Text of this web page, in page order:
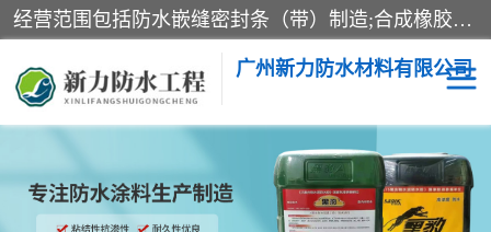
经营范围包括防水嵌缝密封条（带）制造;合成橡胶制造（监控化学品、危险化学品除外）;沥青混合物制造;防水胶粘带制造;其他合成材料制造（监控化学品、危险化学品除外）;涂料制造（监控化学品、危险化学品除外）;建筑结构防水补漏;防水建筑材料制造;粘合剂制造（监控化学品、危险化学品除外）;涂料零售;广州新力防水材料有限公司具有1处分支机构。
广州新力防水材料有限公司
黑豹防水胶 建筑108胶水